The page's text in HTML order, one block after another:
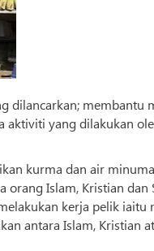
dilancarkan; membantu
aktiviti yang dilakukan
kurma dan air
Islam, Kristian
kerja pelik
antara Islam, Kristian